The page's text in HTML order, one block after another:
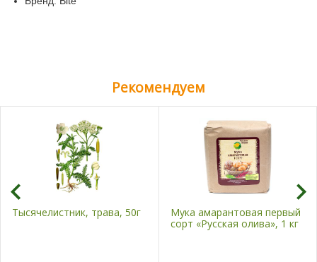
Рекомендуем
Тысячелистник, трава, 50г
Мука амарантовая первый
сорт «Русская олива», 1 кг